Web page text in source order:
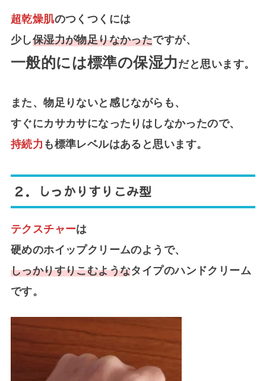
超乾燥肌のつくつくには
少し保湿力が物足りなかったですが、
一般的には標準の保湿力だと思います。
また、物足りないと感じながらも、
すぐにカサカサになったりはしなかったので、
持続力 も標準レベルはあると思います。
２． しっかりすりこみ型
テクスチャーは
硬めのホイップクリームのようで、
しっかりすりこむようなタイプのハンドクリーム
です。